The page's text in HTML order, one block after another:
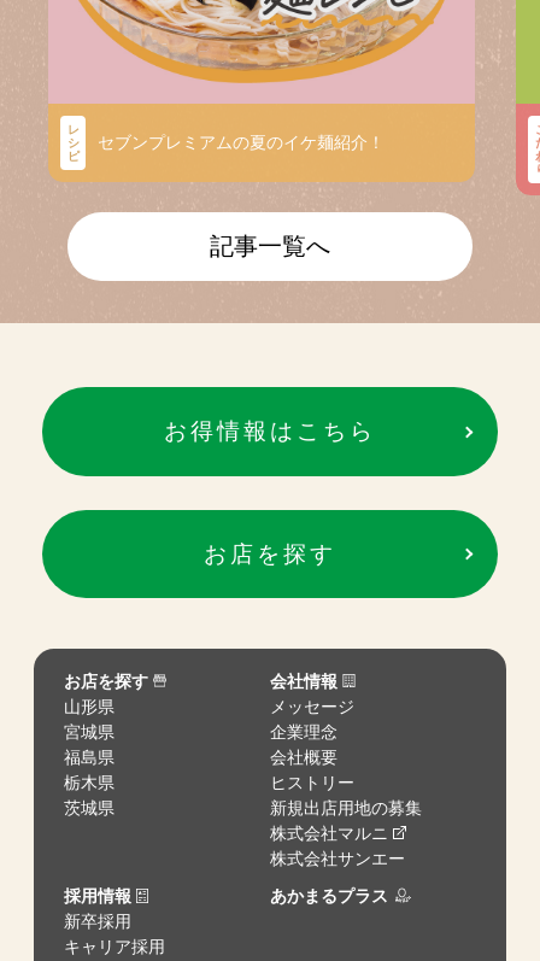
レ
シ
ピ
セブンプレミアムの夏のイケ麺紹介！
記事一覧へ
お得情報はこちら
お店を探す
お店を探す
山形県
宮城県
福島県
栃木県
茨城県
会社情報
メッセージ
企業理念
会社概要
ヒストリー
新規出店用地の募集
株式会社マルニ
株式会社サンエー
採用情報
新卒採用
キャリア採用
あかまるプラス